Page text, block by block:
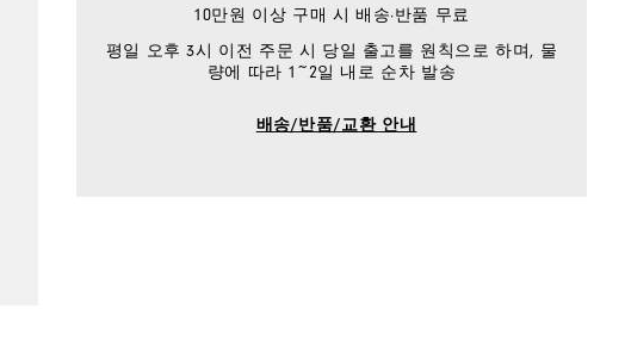
10만원 이상 구매 시 배송·반품 무료
평일 오후 3시 이전 주문 시 당일 출고를 원칙으로 하며, 물
량에 따라 1~2일 내로 순차 발송
배송/반품/교환 안내